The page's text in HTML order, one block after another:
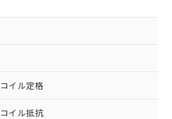
コイル定格
コイル抵抗